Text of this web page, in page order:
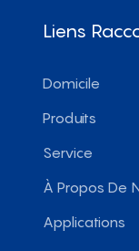
Liens
Domicile
Produits
Service
À Propos De
Applications